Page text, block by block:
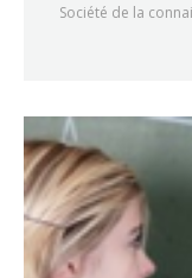
Société de la